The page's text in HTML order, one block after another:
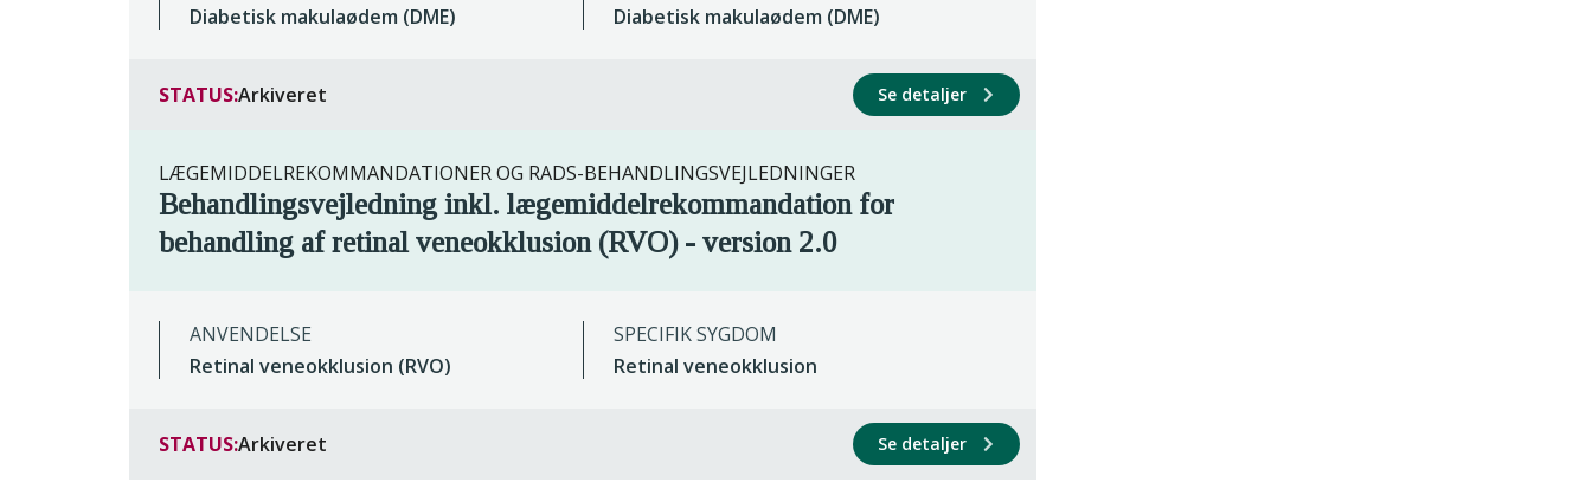
Diabetisk makulaødem (DME)
Diabetisk makulaødem (DME)
STATUS:Arkiveret Se detaljer
LÆGEMIDDELREKOMMANDATIONER OG RADS-BEHANDLINGSVEJLEDNINGER
Behandlingsvejledning inkl. lægemiddelrekommandation for
behandling af retinal veneokklusion (RVO) - version 2.0
ANVENDELSE
Retinal veneokklusion (RVO)
SPECIFIK SYGDOM
Retinal veneokklusion
STATUS:Arkiveret Se detaljer